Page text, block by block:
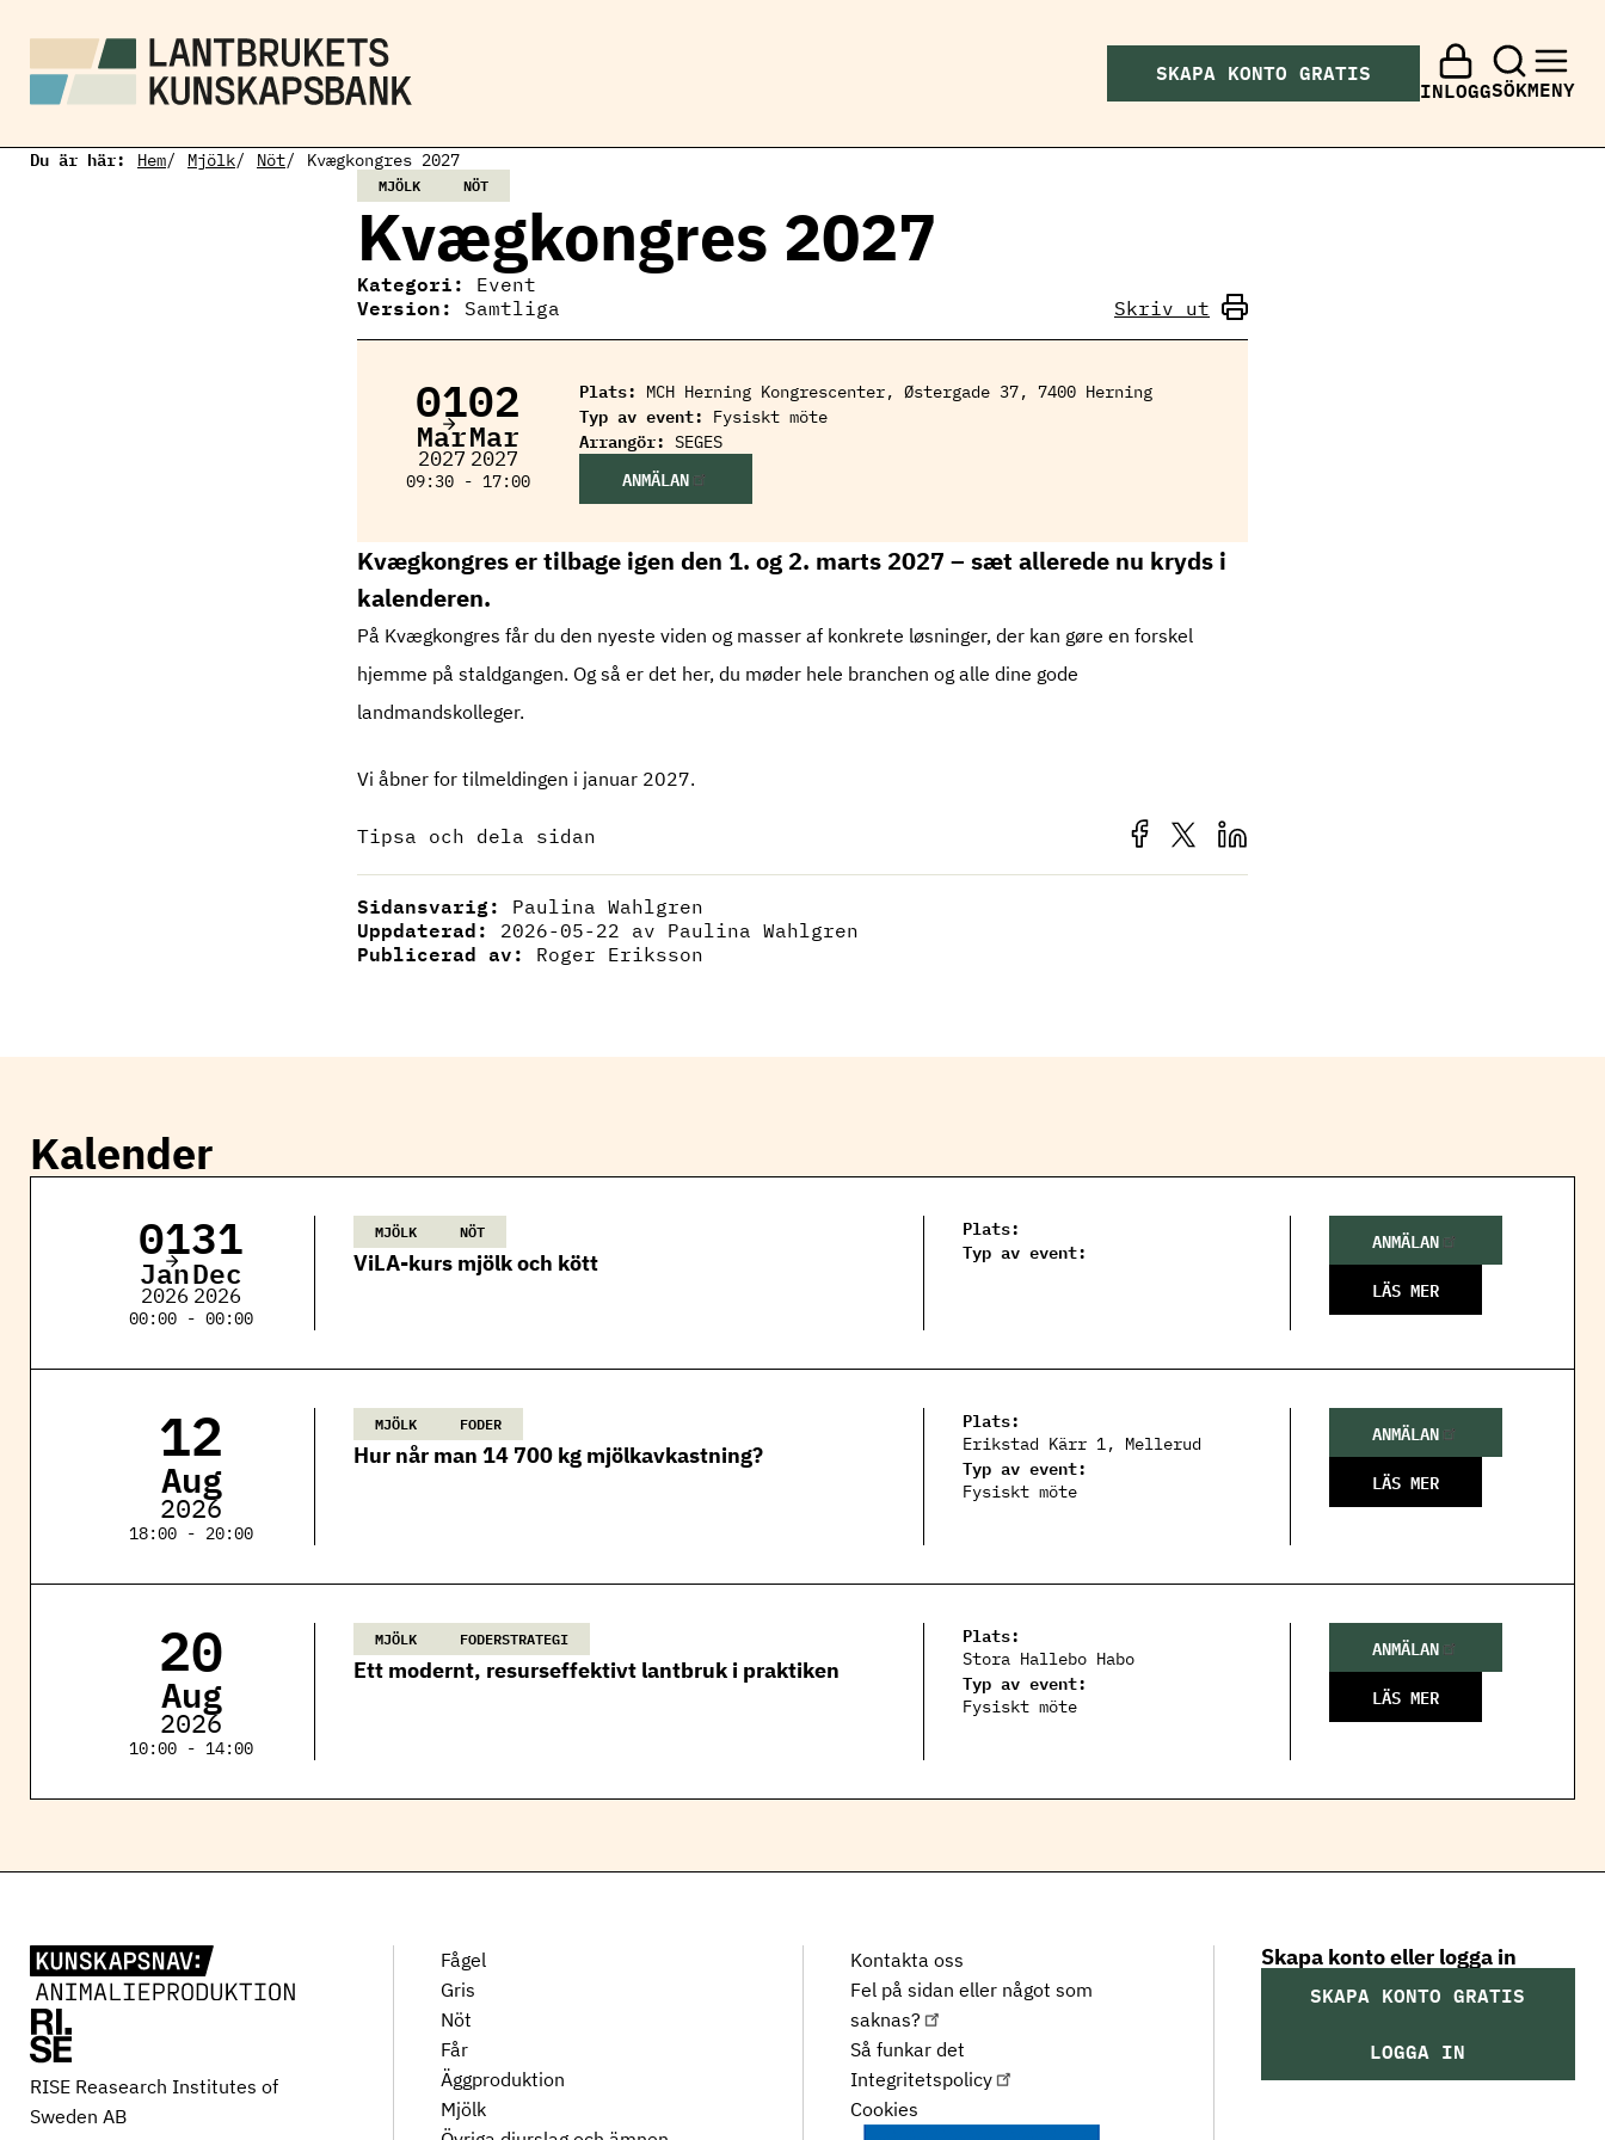
SKAPA KONTO GRATIS
INLOGGSÖKMENY
Du är här: Hem Mjölk Nöt Kvægkongres 2027
MJÖLK NÖT
Kvægkongres 2027
Kategori: Event
Version: Samtliga Skriv ut
01
Mar
2027
02
Mar
2027
09:30 - 17:00
Plats: MCH Herning Kongrescenter, Østergade 37, 7400 Herning
Typ av event: Fysiskt möte
Arrangör: SEGES
ANMÄLAN
Kvægkongres er tilbage igen den 1. og 2. marts 2027 – sæt allerede nu kryds i
kalenderen.
På Kvægkongres får du den nyeste viden og masser af konkrete løsninger, der kan gøre en forskel
hjemme på staldgangen. Og så er det her, du møder hele branchen og alle dine gode
landmandskolleger.
Vi åbner for tilmeldingen i januar 2027.
Tipsa och dela sidan
Sidansvarig: Paulina Wahlgren
Uppdaterad: 2026-05-22 av Paulina Wahlgren
Publicerad av: Roger Eriksson
Kalender
MJÖLK NÖT
ViLA-kurs mjölk och kött
01
Jan
2026
31
Dec
2026
00:00 - 00:00
Plats:
Typ av event:
ANMÄLAN
LÄS MER
MJÖLK FODER
Hur når man 14 700 kg mjölkavkastning?
12
Aug
2026
18:00 - 20:00
Plats:
Erikstad Kärr 1, Mellerud
Typ av event:
Fysiskt möte
ANMÄLAN
LÄS MER
MJÖLK FODERSTRATEGI
Ett modernt, resurseffektivt lantbruk i praktiken
20
Aug
2026
10:00 - 14:00
Plats:
Stora Hallebo Habo
Typ av event:
Fysiskt möte
ANMÄLAN
LÄS MER
RISE Reasearch Institutes of
Sweden AB
Fågel
Gris
Nöt
Får
Äggproduktion
Mjölk
Kontakta oss
Fel på sidan eller något som
saknas?
Så funkar det
Integritetspolicy
Cookies
Skapa konto eller logga in
SKAPA KONTO GRATIS
LOGGA IN